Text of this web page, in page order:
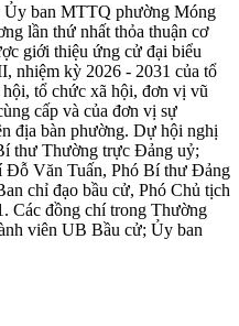
Ủy ban MTTQ phường Móng
lần thứ nhất thỏa thuận cơ
giới thiệu ứng cử đại biểu
nhiệm kỳ 2026 - 2031 của tổ
tổ chức xã hội, đơn vị vũ
cấp và của đơn vị sự
địa bàn phường. Dự hội nghị
thư Thường trực Đảng uỷ;
Đỗ Văn Tuấn, Phó Bí thư Đảng
chỉ đạo bầu cử, Phó Chủ tịch
Các đồng chí trong Thường
viên UB Bầu cử; Ủy ban